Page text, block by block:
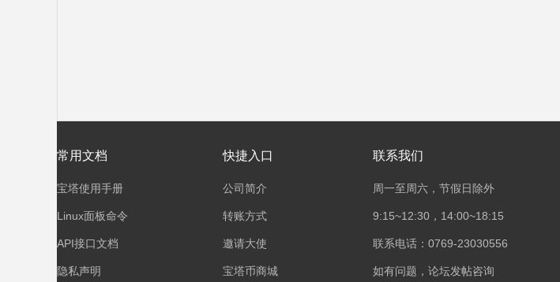
面
常用文档
宝塔使用手册
Linux面板命令
API接口文档
隐私声明
快捷入口
公司简介
转账方式
邀请大使
宝塔币商城
联系我们
周一至周六，节假日除外
9:15~12:30，14:00~18:15
联系电话：0769-23030556
如有问题，论坛发帖咨询